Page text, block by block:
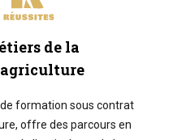
de la
de formation sous contrat
offre des parcours en